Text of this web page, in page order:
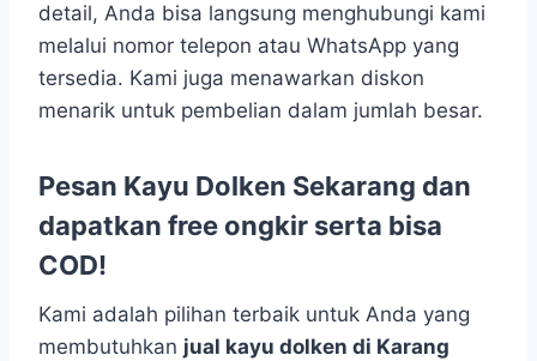
detail, Anda bisa langsung menghubungi kami
melalui nomor telepon atau WhatsApp yang
tersedia. Kami juga menawarkan diskon
menarik untuk pembelian dalam jumlah besar.
Pesan Kayu Dolken Sekarang dan
dapatkan free ongkir serta bisa
COD!
Kami adalah pilihan terbaik untuk Anda yang
membutuhkan jual kayu dolken di Karang